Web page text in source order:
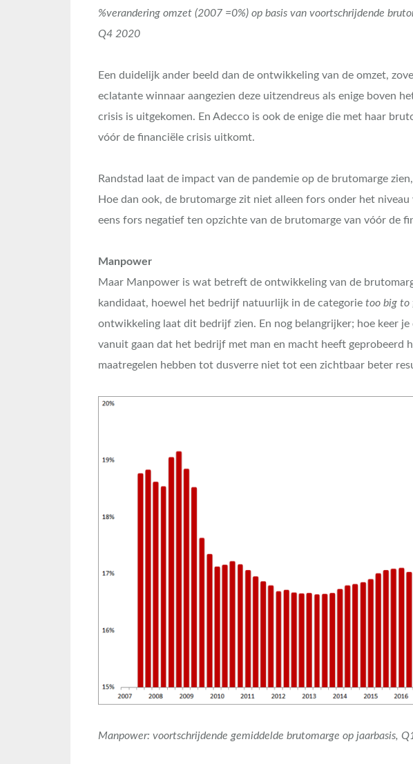
%verandering omzet (2007 =0%) op basis van voortschrijdende
Q4 2020
Een duidelijk ander beeld dan de ontwikkeling van de omzet,
eclatante winnaar aangezien deze uitzendreus als enige boven
crisis is uitgekomen. En Adecco is ook de enige die met haar
vóór de financiële crisis uitkomt.
Randstad laat de impact van de pandemie op de brutomarge
Hoe dan ook, de brutomarge zit niet alleen fors onder het
eens fors negatief ten opzichte van de brutomarge van vóór de
Manpower
Maar Manpower is wat betreft de ontwikkeling van de
kandidaat, hoewel het bedrijf natuurlijk in de categorie too big to
ontwikkeling laat dit bedrijf zien. En nog belangrijker; hoe keer je
vanuit gaan dat het bedrijf met man en macht heeft geprobeerd
maatregelen hebben tot dusverre niet tot een zichtbaar beter
Manpower: voortschrijdende gemiddelde brutomarge op jaarbasis,